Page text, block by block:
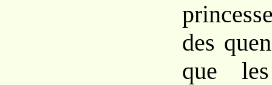
des
que